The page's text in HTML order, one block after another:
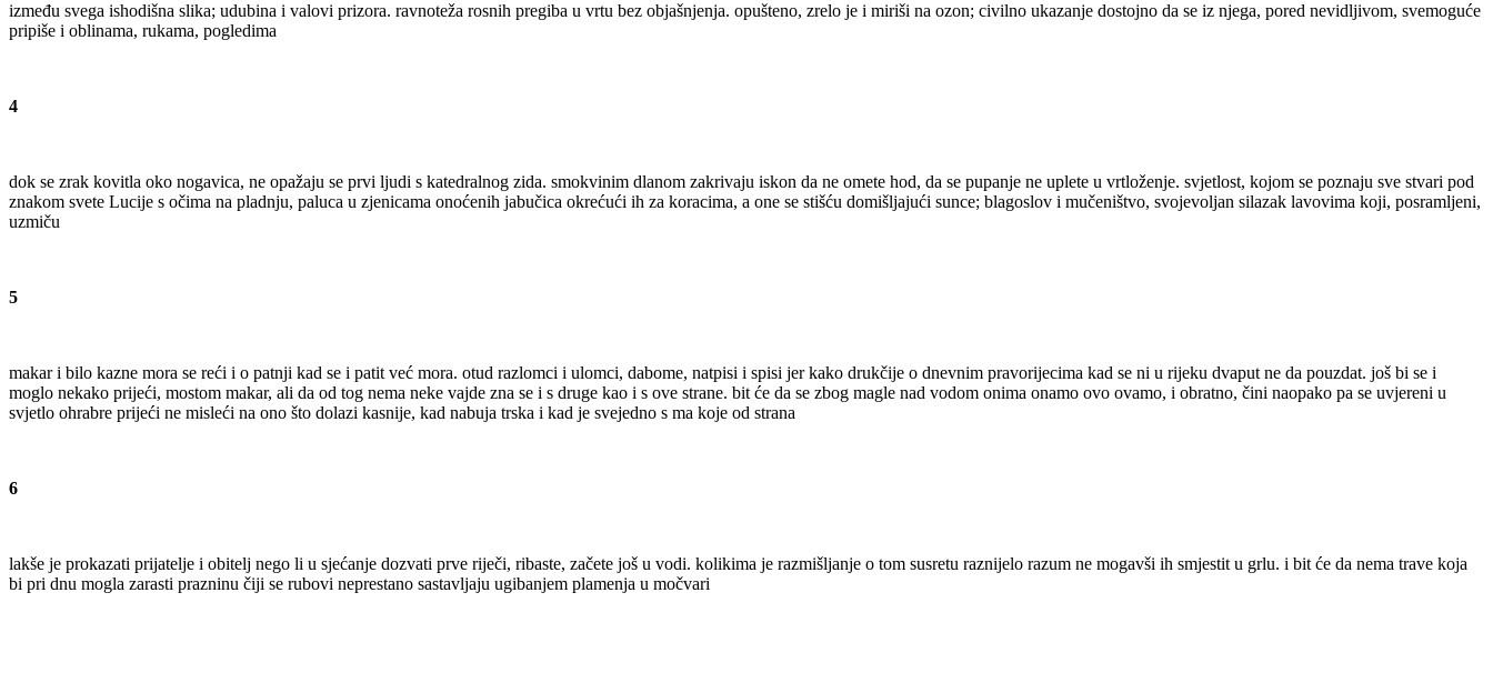
između svega ishodišna slika; udubina i valovi prizora. ravnoteža rosnih pregiba u vrtu bez objašnjenja. opušteno, zrelo je i miriši na ozon; civilno ukazanje dostojno da se iz njega, pored nevidljivom, svemoguće
pripiše i oblinama, rukama, pogledima
4
dok se zrak kovitla oko nogavica, ne opažaju se prvi ljudi s katedralnog zida. smokvinim dlanom zakrivaju iskon da ne omete hod, da se pupanje ne uplete u vrtloženje. svjetlost, kojom se poznaju sve stvari pod
znakom svete Lucije s očima na pladnju, paluca u zjenicama onoćenih jabučica okrećući ih za koracima, a one se stišću domišljajući sunce; blagoslov i mučeništvo, svojevoljan silazak lavovima koji, posramljeni,
uzmiču
5
makar i bilo kazne mora se reći i o patnji kad se i patit već mora. otud razlomci i ulomci, dabome, natpisi i spisi jer kako drukčije o dnevnim pravorijecima kad se ni u rijeku dvaput ne da pouzdat. još bi se i
moglo nekako prijeći, mostom makar, ali da od tog nema neke vajde zna se i s druge kao i s ove strane. bit će da se zbog magle nad vodom onima onamo ovo ovamo, i obratno, čini naopako pa se uvjereni u
svjetlo ohrabre prijeći ne misleći na ono što dolazi kasnije, kad nabuja trska i kad je svejedno s ma koje od strana
6
lakše je prokazati prijatelje i obitelj nego li u sjećanje dozvati prve riječi, ribaste, začete još u vodi. kolikima je razmišljanje o tom susretu raznijelo razum ne mogavši ih smjestit u grlu. i bit će da nema trave koja
bi pri dnu mogla zarasti prazninu čiji se rubovi neprestano sastavljaju ugibanjem plamenja u močvari